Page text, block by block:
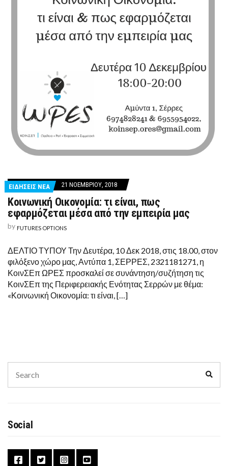
ΕΙΔΗΣΕΙΣ ΝΕΑ 21 ΝΟΕΜΒΡΊΟΥ, 2018
Κοινωνική Οικονομία: τι είναι, πως
εφαρμόζεται μέσα από την εμπειρία μας
by FUTURES OPTIONS
ΔΕΛΤΙΟ ΤΥΠΟΥ Την Δευτέρα, 10 Δεκ 2018, στις 18.00, στον
φιλόξενο χώρο μας, Αντύπα 1, ΣΕΡΡΕΣ, 2321181271, η
ΚοινΣΕπ ΩΡΕΣ προσκαλεί σε συνάντηση/συζήτηση τις
ΚοινΣΕπ της Περιφερειακής Ενότητας Σερρών με θέμα:
«Κοινωνική Οικονομία: τι είναι, […]
for:
Social